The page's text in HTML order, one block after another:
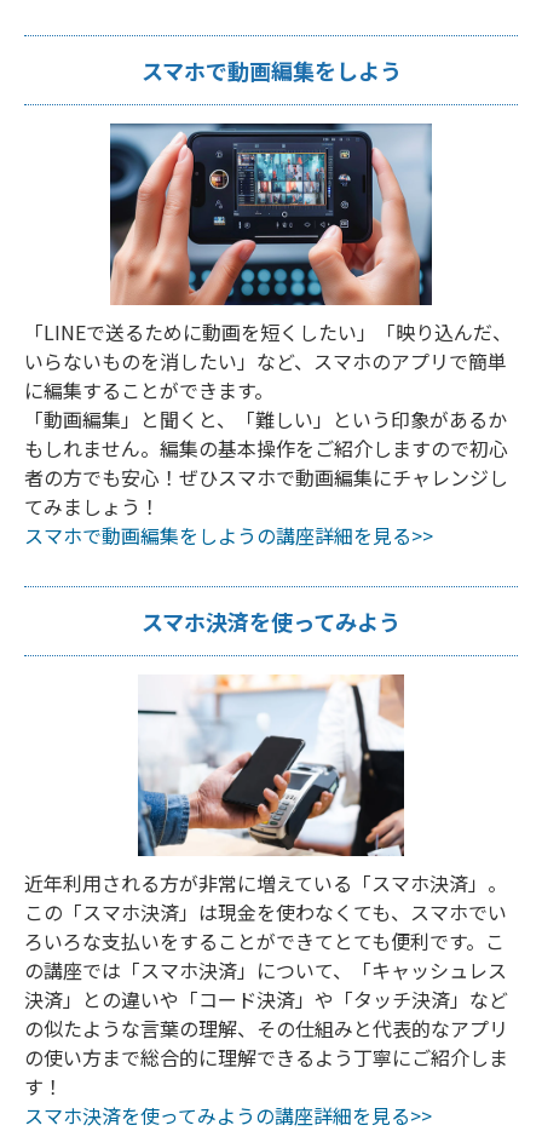
スマホで動画編集をしよう
「LINEで送るために動画を短くしたい」「映り込んだ、
いらないものを消したい」など、スマホのアプリで簡単
に編集することができます。
「動画編集」と聞くと、「難しい」という印象があるか
もしれません。編集の基本操作をご紹介しますので初心
者の方でも安心！ぜひスマホで動画編集にチャレンジし
てみましょう！
スマホで動画編集をしようの講座詳細を見る>>
スマホ決済を使ってみよう
近年利用される方が非常に増えている「スマホ決済」。
この「スマホ決済」は現金を使わなくても、スマホでい
ろいろな支払いをすることができてとても便利です。こ
の講座では「スマホ決済」について、「キャッシュレス
決済」との違いや「コード決済」や「タッチ決済」など
の似たような言葉の理解、その仕組みと代表的なアプリ
の使い方まで総合的に理解できるよう丁寧にご紹介しま
す！
スマホ決済を使ってみようの講座詳細を見る>>